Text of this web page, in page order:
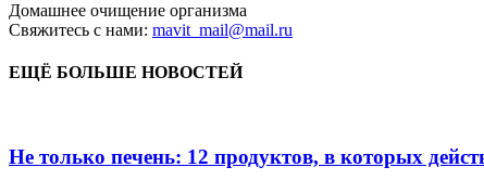
Домашнее очищение организма
Свяжитесь с нами: mavit_mail@mail.ru
ЕЩЁ БОЛЬШЕ НОВОСТЕЙ
Не только печень: 12 продуктов, в которых